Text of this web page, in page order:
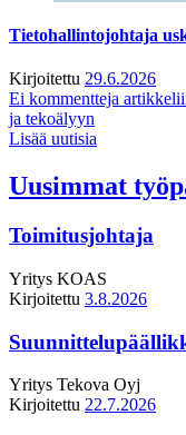
Tietohallintojohtaja
Kirjoitettu 29.6.2026
Ei kommentteja
ja tekoälyyn
Lisää uutisia
Uusimmat
Toimitusjohtaja
Yritys KOAS
Kirjoitettu 3.8.2026
Yritys Tekova Oyj
Kirjoitettu 22.7.2026